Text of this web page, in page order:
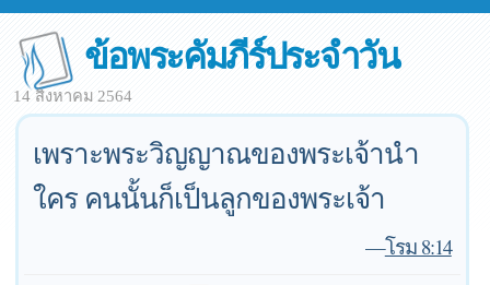
ข้อพระคัมภีร์ประจำวัน
14 สิงหาคม 2564
เพราะพระวิญญาณของพระเจ้านำ
ใคร คนนั้นก็เป็นลูกของพระเจ้า
—โรม 8:14